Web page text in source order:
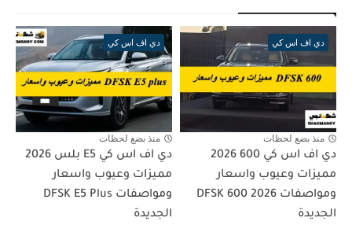
دي اف اس كي
منذ بضع لحظات
دي اف اس كي 600 2026
مميزات وعيوب واسعار
ومواصفات DFSK 600 2026
الجديدة
دي اف اس كي
منذ بضع لحظات
دي اف اس كي E5 بلس 2026
مميزات وعيوب واسعار
ومواصفات DFSK E5 Plus
الجديدة